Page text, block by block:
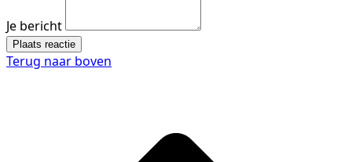
Je bericht
Plaats reactie
Terug naar boven